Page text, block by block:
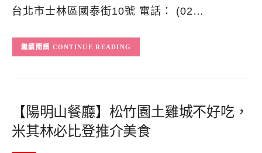
台北市士林區國泰街10號 電話： (02…
CONTINUE READING
【陽明山餐廳】松竹園土雞城不好吃，
米其林必比登推介美食